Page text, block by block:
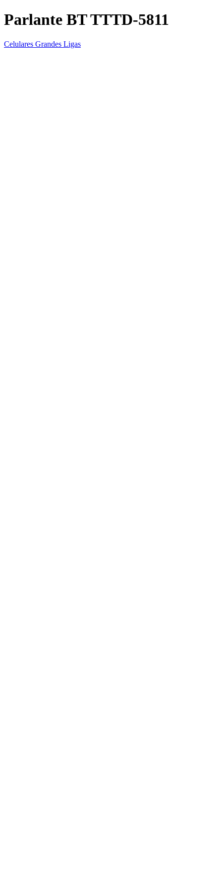
Parlante BT TTTD-5811
Celulares Grandes Ligas